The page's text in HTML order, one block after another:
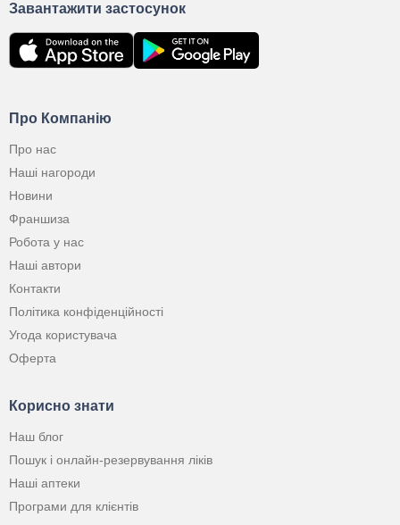
Про Компанію
Про нас
Наші нагороди
Новини
Франшиза
Робота у нас
Наші автори
Контакти
Політика конфіденційності
Угода користувача
Оферта
Корисно знати
Наш блог
Пошук і онлайн-резервування ліків
Наші аптеки
Програми для клієнтів
Завантажити застосунок